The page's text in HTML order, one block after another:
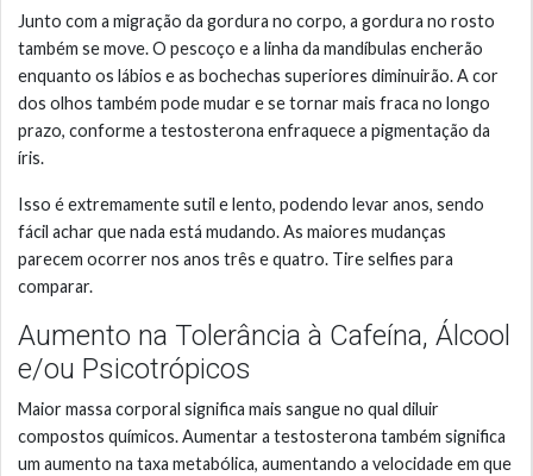
Junto com a migração da gordura no corpo, a gordura no rosto
também se move. O pescoço e a linha da mandíbulas encherão
enquanto os lábios e as bochechas superiores diminuirão. A cor
dos olhos também pode mudar e se tornar mais fraca no longo
prazo, conforme a testosterona enfraquece a pigmentação da
íris.
Isso é extremamente sutil e lento, podendo levar anos, sendo
fácil achar que nada está mudando. As maiores mudanças
parecem ocorrer nos anos três e quatro. Tire selfies para
comparar.
Aumento na Tolerância à Cafeína, Álcool
e/ou Psicotrópicos
Maior massa corporal significa mais sangue no qual diluir
compostos químicos. Aumentar a testosterona também significa
um aumento na taxa metabólica, aumentando a velocidade em que